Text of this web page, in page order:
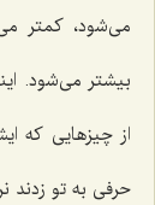
مى‌شود، کمتر
بیشتر مى‌شود.
از چیزهایى که
حرفى به تو زدند